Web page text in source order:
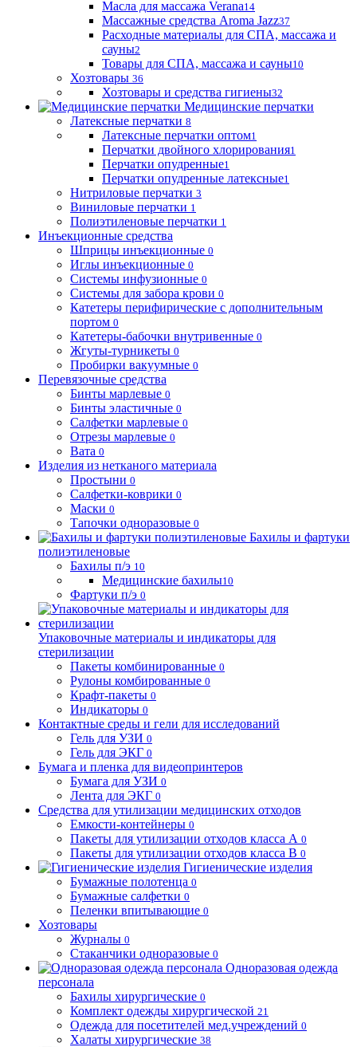
Масла для массажа Verana14
Массажные средства Aroma Jazz37
Расходные материалы для СПА, массажа и
сауны2
Товары для СПА, массажа и сауны10
Хозтовары 36
Хозтовары и средства гигиены32
Медицинские перчатки
Латексные перчатки 8
Латексные перчатки оптом1
Перчатки двойного хлорирования1
Перчатки опудренные1
Перчатки опудренные латексные1
Нитриловые перчатки 3
Виниловые перчатки 1
Полиэтиленовые перчатки 1
Инъекционные средства
Шприцы инъекционные 0
Иглы инъекционные 0
Системы инфузионные 0
Системы для забора крови 0
Катетеры перифирические с дополнительным
портом 0
Катетеры-бабочки внутривенные 0
Жгуты-турникеты 0
Пробирки вакуумные 0
Перевязочные средства
Бинты марлевые 0
Бинты эластичные 0
Салфетки марлевые 0
Отрезы марлевые 0
Вата 0
Изделия из нетканого материала
Простыни 0
Салфетки-коврики 0
Маски 0
Тапочки одноразовые 0
Бахилы и фартуки
полиэтиленовые
Бахилы п/э 10
Медицинские бахилы10
Фартуки п/э 0
Упаковочные материалы и индикаторы для
стерилизации
Пакеты комбинированные 0
Рулоны комбированные 0
Крафт-пакеты 0
Индикаторы 0
Контактные среды и гели для исследований
Гель для УЗИ 0
Гель для ЭКГ 0
Бумага и пленка для видеопринтеров
Бумага для УЗИ 0
Лента для ЭКГ 0
Средства для утилизации медицинских отходов
Емкости-контейнеры 0
Пакеты для утилизации отходов класса А 0
Пакеты для утилизации отходов класса В 0
Гигиенические изделия
Бумажные полотенца 0
Бумажные салфетки 0
Пеленки впитывающие 0
Хозтовары
Журналы 0
Стаканчики одноразовые 0
Одноразовая одежда
персонала
Бахилы хирургические 0
Комплект одежды хирургической 21
Одежда для посетителей мед.учреждений 0
Халаты хирургические 38